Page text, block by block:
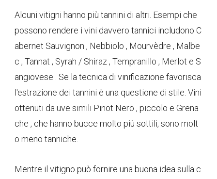
Alcuni vitigni hanno più tannini di altri. Esempi che
possono rendere i vini davvero tannici includono C
abernet Sauvignon , Nebbiolo , Mourvèdre , Malbe
c , Tannat , Syrah / Shiraz , Tempranillo , Merlot e S
angiovese . Se la tecnica di vinificazione favorisca
l'estrazione dei tannini è una questione di stile. Vini
ottenuti da uve simili Pinot Nero , piccolo e Grena
che , che hanno bucce molto più sottili, sono molt
o meno tanniche.
Mentre il vitigno può fornire una buona idea sulla c